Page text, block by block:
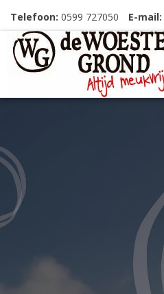
Telefoon: 0599 727050 E-mail: